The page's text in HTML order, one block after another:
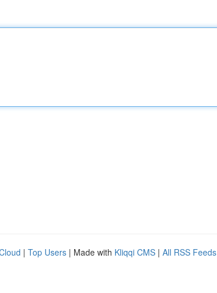
| Top Users | Made with Kliqqi CMS | All RSS Feeds